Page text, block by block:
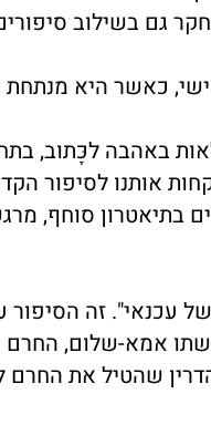
גם בשילוב
שנהר חושפת וידוי אישי, כאשר היא
באהבה לכָּתוּב,
אותנו לסיפור
בתיאטרון סוחף,
עכנאי". זה הסיפור
אמא-שלום,
שהטיל את החרם